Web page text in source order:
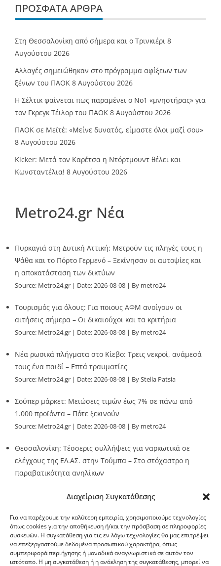
Διαχείριση Συγκατάθεσης
Για να παρέχουμε την καλύτερη εμπειρία, χρησιμοποιούμε τεχνολογίες
όπως cookies για την αποθήκευση ή/και την πρόσβαση σε πληροφορίες
συσκευών. Η συγκατάθεση για τις εν λόγω τεχνολογίες θα μας επιτρέψει
να επεξεργαστούμε δεδομένα προσωπικού χαρακτήρα, όπως
συμπεριφορά περιήγησης ή μοναδικά αναγνωριστικά σε αυτόν τον
ιστότοπο. Η μη συγκατάθεση ή η ανάκληση της συγκατάθεσης, μπορεί να
ΠΡΌΣΦΑΤΑ ΆΡΘΡΑ
Στη Θεσσαλονίκη από σήμερα και ο Τρινκιέρι 8
Αυγούστου 2026
Αλλαγές σημειώθηκαν στο πρόγραμμα αφίξεων των
ξένων του ΠΑΟΚ 8 Αυγούστου 2026
Η Σέλτικ φαίνεται πως παραμένει ο Νο1 «μνηστήρας» για
τον Γκρεγκ Τέιλορ του ΠΑΟΚ 8 Αυγούστου 2026
ΠΑΟΚ σε Μεϊτέ: «Μείνε δυνατός, είμαστε όλοι μαζί σου»
8 Αυγούστου 2026
Kicker: Μετά τον Καρέτσα η Ντόρτμουντ θέλει και
Κωνσταντέλια! 8 Αυγούστου 2026
Metro24.gr Νέα
Πυρκαγιά στη Δυτική Αττική: Μετρούν τις πληγές τους η
Ψάθα και το Πόρτο Γερμενό – Ξεκίνησαν οι αυτοψίες και
η αποκατάσταση των δικτύων
Source: Metro24.gr Date: 2026-08-08 By metro24
Τουρισμός για όλους: Για ποιους ΑΦΜ ανοίγουν οι
αιτήσεις σήμερα – Οι δικαιούχοι και τα κριτήρια
Source: Metro24.gr Date: 2026-08-08 By metro24
Νέα ρωσικά πλήγματα στο Κίεβο: Τρεις νεκροί, ανάμεσά
τους ένα παιδί – Επτά τραυματίες
Source: Metro24.gr Date: 2026-08-08 By Stella Patsia
Σούπερ μάρκετ: Μειώσεις τιμών έως 7% σε πάνω από
1.000 προϊόντα – Πότε ξεκινούν
Source: Metro24.gr Date: 2026-08-08 By metro24
Θεσσαλονίκη: Τέσσερις συλλήψεις για ναρκωτικά σε
ελέγχους της ΕΛ.ΑΣ. στην Τούμπα – Στο στόχαστρο η
παραβατικότητα ανηλίκων
G-point.gr